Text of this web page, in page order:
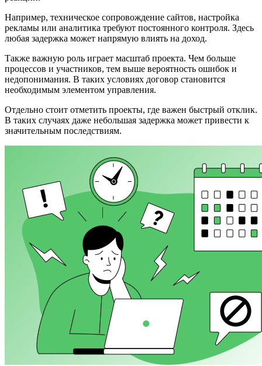
Например, техническое сопровождение сайтов, настройка
рекламы или аналитика требуют постоянного контроля. Здесь
любая задержка может напрямую влиять на доход.
Также важную роль играет масштаб проекта. Чем больше
процессов и участников, тем выше вероятность ошибок и
недопонимания. В таких условиях договор становится
необходимым элементом управления.
Отдельно стоит отметить проекты, где важен быстрый отклик.
В таких случаях даже небольшая задержка может привести к
значительным последствиям.